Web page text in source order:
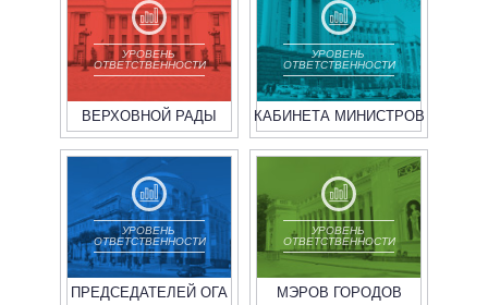
УРОВЕНЬ
ОТВЕТСТВЕННОСТИ
ВЕРХОВНОЙ РАДЫ
УРОВЕНЬ
ОТВЕТСТВЕННОСТИ
КАБИНЕТА МИНИСТРОВ
УРОВЕНЬ
ОТВЕТСТВЕННОСТИ
ПРЕДСЕДАТЕЛЕЙ ОГА
УРОВЕНЬ
ОТВЕТСТВЕННОСТИ
МЭРОВ ГОРОДОВ